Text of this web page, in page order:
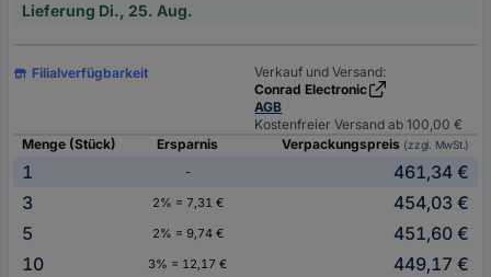
Lieferung Di., 25. Aug.
Filialverfügbarkeit
Verkauf und Versand:
Conrad Electronic
AGB
Kostenfreier Versand ab 100,00 €
Menge (Stück)
Ersparnis Verpackungspreis (zzgl. MwSt.)
1 -
461,34 €
3
2% = 7,31 €
454,03 €
5
2% = 9,74 €
451,60 €
10
3% = 12,17 € 449,17 €